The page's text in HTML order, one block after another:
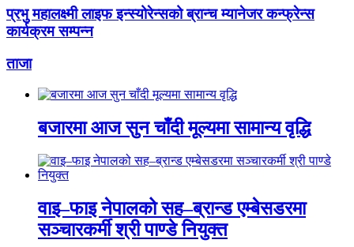
प्रभु महालक्ष्मी लाइफ इन्स्योरेन्सको ब्रान्च म्यानेजर कन्फ्रेन्स
कार्यक्रम सम्पन्न
ताजा
बजारमा आज सुन चाँदी मूल्यमा सामान्य वृद्धि
वाइ–फाइ नेपालको सह–ब्रान्ड एम्बेसडरमा
सञ्चारकर्मी श्री पाण्डे नियुक्त